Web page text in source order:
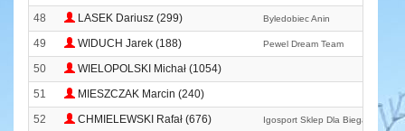
48 LASEK Dariusz (299) Byledobiec Anin
49 WIDUCH Jarek (188) Pewel Dream Team
50
WIELOPOLSKI Michał (1054)
51
MIESZCZAK Marcin (240)
52
CHMIELEWSKI Rafał (676) Igosport Sklep Dla Biegacza